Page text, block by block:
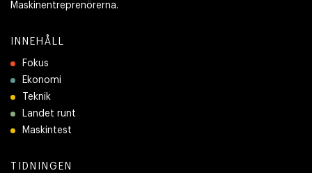
Maskinentreprenörerna.
INNEHÅLL
Fokus
Ekonomi
Teknik
Landet runt
Maskintest
TIDNINGEN